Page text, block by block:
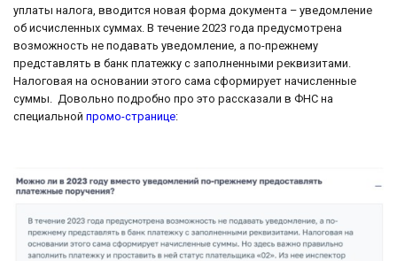
уплаты налога, вводится новая форма документа – уведомление
об исчисленных суммах. В течение 2023 года предусмотрена
возможность не подавать уведомление, а по-прежнему
представлять в банк платежку с заполненными реквизитами.
Налоговая на основании этого сама сформирует начисленные
суммы. Довольно подробно про это рассказали в ФНС на
специальной промо-странице: